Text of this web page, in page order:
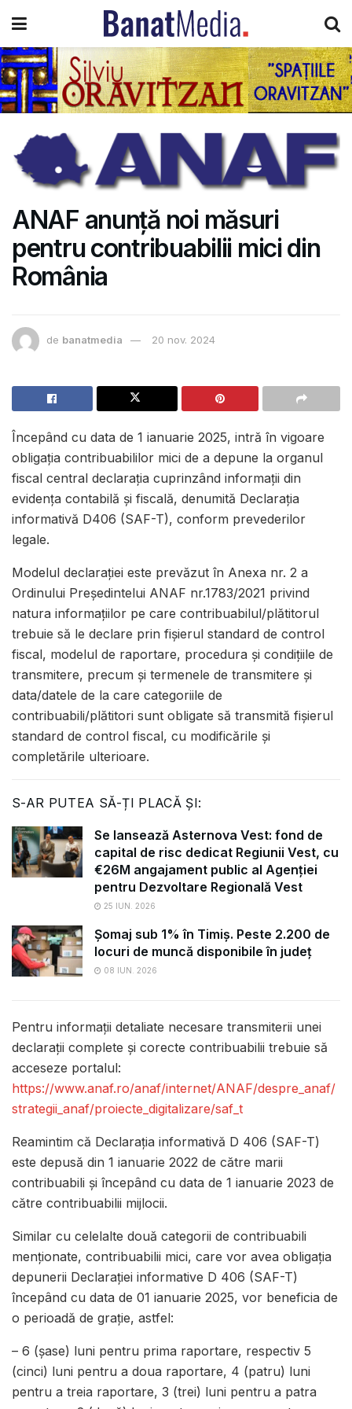
ANAF anunță noi măsuri
pentru contribuabilii mici din
România
de banatmedia 20 nov. 2024
Începând cu data de 1 ianuarie 2025, intră în vigoare
obligația contribuabililor mici de a depune la organul
fiscal central declarația cuprinzând informaţii din
evidenţa contabilă şi fiscală, denumită Declarația
informativă D406 (SAF-T), conform prevederilor
legale.
Modelul declarației este prevăzut în Anexa nr. 2 a
Ordinului Președintelui ANAF nr.1783/2021 privind
natura informaţiilor pe care contribuabilul/plătitorul
trebuie să le declare prin fişierul standard de control
fiscal, modelul de raportare, procedura şi condiţiile de
transmitere, precum şi termenele de transmitere şi
data/datele de la care categoriile de
contribuabili/plătitori sunt obligate să transmită fişierul
standard de control fiscal, cu modificările și
completările ulterioare.
S-AR PUTEA SĂ-ȚI PLACĂ ȘI:
Se lansează Asternova Vest: fond de
capital de risc dedicat Regiunii Vest, cu
€26M angajament public al Agenției
pentru Dezvoltare Regională Vest
25 IUN. 2026
Șomaj sub 1% în Timiș. Peste 2.200 de
locuri de muncă disponibile în județ
08 IUN. 2026
Pentru informații detaliate necesare transmiterii unei
declarații complete și corecte contribuabilii trebuie să
acceseze portalul:
https://www.anaf.ro/anaf/internet/ANAF/despre_anaf/
strategii_anaf/proiecte_digitalizare/saf_t
Reamintim că Declarația informativă D 406 (SAF-T)
este depusă din 1 ianuarie 2022 de către marii
contribuabili și începând cu data de 1 ianuarie 2023 de
către contribuabilii mijlocii.
Similar cu celelalte două categorii de contribuabili
menționate, contribuabilii mici, care vor avea obligația
depunerii Declarației informative D 406 (SAF-T)
începând cu data de 01 ianuarie 2025, vor beneficia de
o perioadă de grație, astfel:
– 6 (șase) luni pentru prima raportare, respectiv 5
(cinci) luni pentru a doua raportare, 4 (patru) luni
pentru a treia raportare, 3 (trei) luni pentru a patra